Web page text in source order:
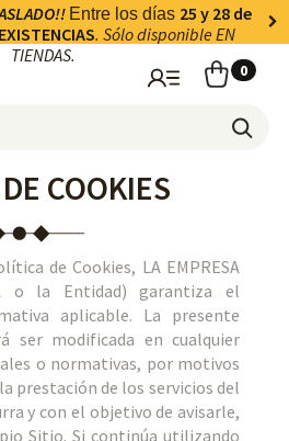
Entre los días 25 y 28 de
. Sólo disponible EN
TIENDAS.
0
COOKIES
de Cookies, LA EMPRESA
o la Entidad) garantiza el
aplicable. La presente
ser modificada en cualquier
o normativas, por motivos
prestación de los servicios del
y con el objetivo de avisarle,
Sitio. Si continúa utilizando